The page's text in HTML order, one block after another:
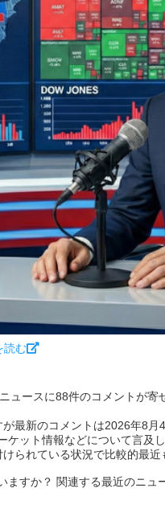
読む
ュースに88件のコメントが
最新のコメントは2026年8
ケット情報などについて言及
られている状況で比較的最近
ますか？ 関連する最近のニュ